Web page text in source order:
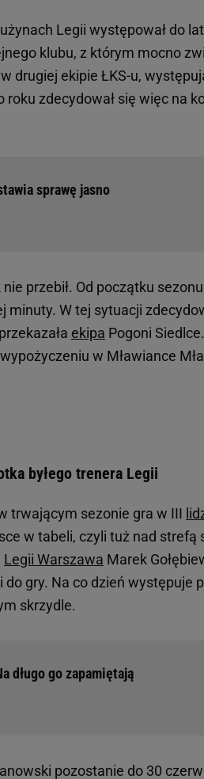
Legii występował do
klubu, z którym mocno
drugiej ekipie ŁKS-u,
zdecydował się więc na
sprawę jasno
przebił. Od początku
minuty. W tej sytuacji
ekipa Pogoni
w Mławiance
byłego trenera Legii
trwającym sezonie gra w III
w tabeli, czyli tuż nad strefą
Legii Warszawa Marek
do gry. Na co dzień występuje
skrzydle.
długo go zapamiętają
pozostanie do 30